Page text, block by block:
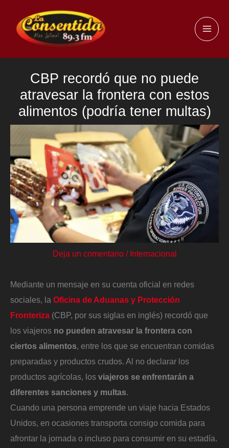
contenido
CBP recordó que no puede
atravesar la frontera con estos
alimentos (podría tener multas)
Deja un comentario / Internacional
Mediante un mensaje en su cuenta oficial en redes
sociales, la Oficina de Aduanas y Protección
Fronteriza (CBP, por sus siglas en inglés) recordó que
los viajeros no pueden atravesar la frontera con
ciertos alimentos, entre los que se encuentran comidas
preparadas y productos crudos. Al no declarar los
productos agrícolas, los viajeros se enfrentarán a
diferentes sanciones y multas.
Cuando una persona emprende un viaje hacia Estados
Unidos, en ocasiones transporta consigo comida para
afrontar la jornada o incluso para consumir en su estadía.